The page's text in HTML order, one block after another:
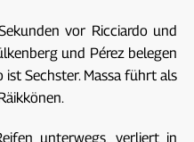
vor Ricciardo und
und Pérez belegen
Sechster. Massa führt als
unterwegs, verliert in